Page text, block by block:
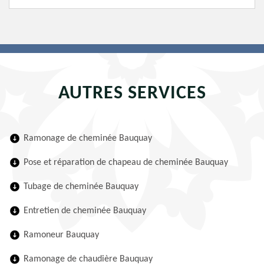
AUTRES SERVICES
Ramonage de cheminée Bauquay
Pose et réparation de chapeau de cheminée Bauquay
Tubage de cheminée Bauquay
Entretien de cheminée Bauquay
Ramoneur Bauquay
Ramonage de chaudière Bauquay